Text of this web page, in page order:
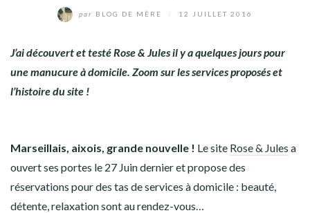
par BLOG DE MÈRE 12 JUILLET 2016
J’ai découvert et testé Rose & Jules il y a quelques jours pour
une manucure à domicile. Zoom sur les services proposés et
l’histoire du site !
Marseillais, aixois, grande nouvelle ! Le site Rose & Jules a
ouvert ses portes le 27 Juin dernier et propose des
réservations pour des tas de services à domicile : beauté,
détente, relaxation sont au rendez-vous…